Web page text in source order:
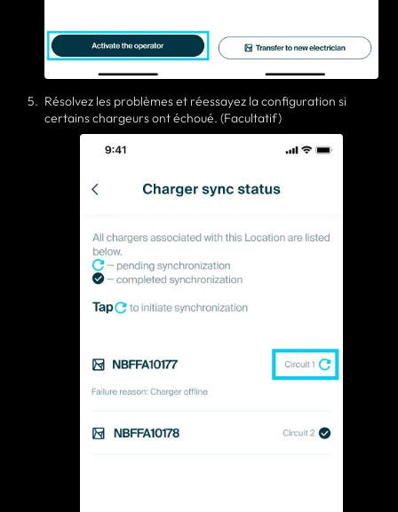
Résolvez les problèmes et réessayez la configuration si
certains chargeurs ont échoué. (Facultatif)